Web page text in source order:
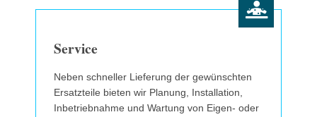
Service
Neben schneller Lieferung der gewünschten
Ersatzteile bieten wir Planung, Installation,
Inbetriebnahme und Wartung von Eigen- oder